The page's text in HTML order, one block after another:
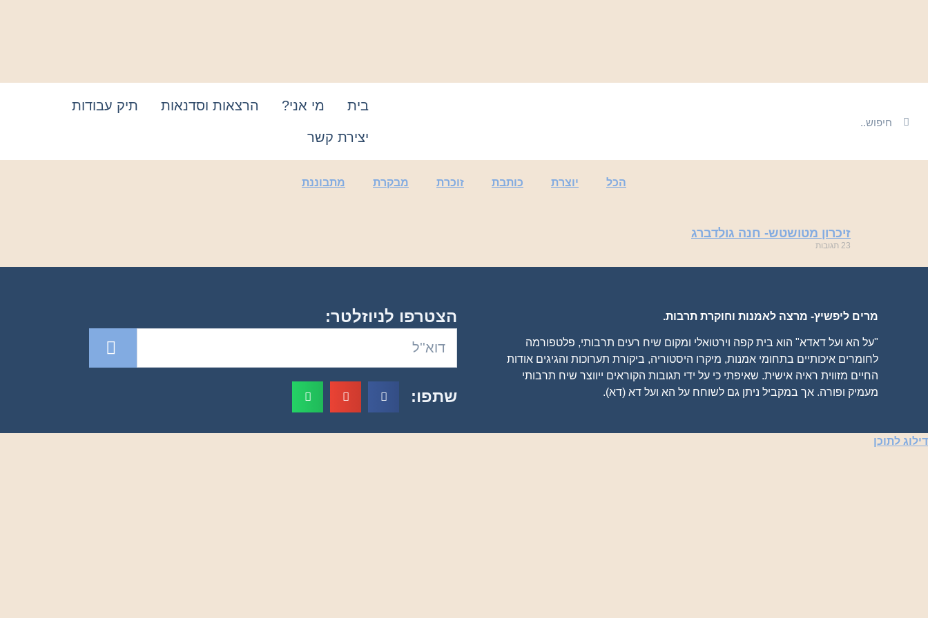
בית מי אני? הרצאות וסדנאות תיק עבודות
יצירת קשר
הכל יוצרת כותבת זוכרת מבקרת מתבוננת
זיכרון מטושטש- חנה גולדברג
23 תגובות
מרים ליפשיץ- מרצה לאמנות וחוקרת תרבות.
"על הא ועל דאדא" הוא בית קפה וירטואלי ומקום שיח רעים תרבותי, פלטפורמה
לחומרים איכותיים בתחומי אמנות, מיקרו היסטוריה, ביקורת תערוכות והגיגים אודות
החיים מזווית ראיה אישית. שאיפתי כי על ידי תגובות הקוראים ייווצר שיח תרבותי
מעמיק ופורה. אך במקביל ניתן גם לשוחח על הא ועל דא (דא).
הצטרפו לניוזלטר:
שתפו:
דילוג לתוכן